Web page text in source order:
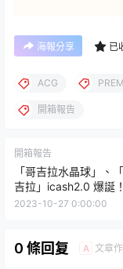
海報分享 已
ACG
開箱報告
開箱報告
「哥吉拉水晶球」、
吉拉」icash2.0 爆誕
獸之王也要幫你付錢錢
2023-10-27 0:00:00
0 條回复 A 文章